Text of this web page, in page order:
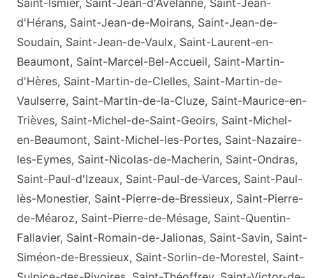
d'Hérans, Saint-Jean-de-Moirans, Saint-Jean-de-
Soudain, Saint-Jean-de-Vaulx, Saint-Laurent-en-
Beaumont, Saint-Marcel-Bel-Accueil, Saint-Martin-
d'Hères, Saint-Martin-de-Clelles, Saint-Martin-de-
Vaulserre, Saint-Martin-de-la-Cluze, Saint-Maurice-en-
Trièves, Saint-Michel-de-Saint-Geoirs, Saint-Michel-
en-Beaumont, Saint-Michel-les-Portes, Saint-Nazaire-
les-Eymes, Saint-Nicolas-de-Macherin, Saint-Ondras,
Saint-Paul-d'Izeaux, Saint-Paul-de-Varces, Saint-Paul-
lès-Monestier, Saint-Pierre-de-Bressieux, Saint-Pierre-
de-Méaroz, Saint-Pierre-de-Mésage, Saint-Quentin-
Fallavier, Saint-Romain-de-Jalionas, Saint-Savin, Saint-
Siméon-de-Bressieux, Saint-Sorlin-de-Morestel, Saint-